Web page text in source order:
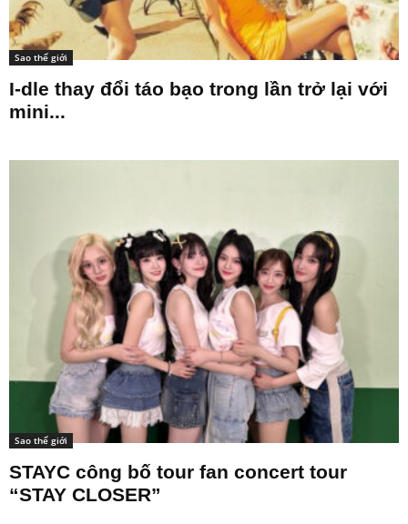
Sao thế giới
I-dle thay đổi táo bạo trong lần trở lại với
mini...
Sao thế giới
STAYC công bố tour fan concert tour
“STAY CLOSER”